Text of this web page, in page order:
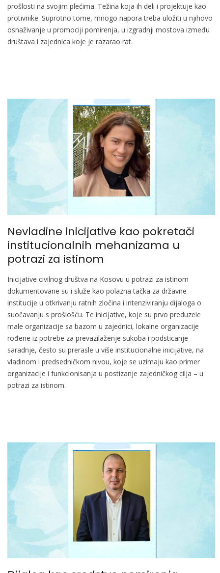
prošlosti na svojim plećima. Težina koja ih deli i projektuje kao
protivnike. Suprotno tome, mnogo napora treba uložiti u njihovo
osnaživanje u promociji pomirenja, u izgradnji mostova između
društava i zajednica koje je razarao rat.
Nevladine inicijative kao pokretači
institucionalnih mehanizama u
potrazi za istinom
Inicijative civilnog društva na Kosovu u potrazi za istinom
dokumentovane su i služe kao polazna tačka za državne
institucije u otkrivanju ratnih zločina i intenziviranju dijaloga o
suočavanju s prošlošću. Te inicijative, koje su prvo preduzele
male organizacije sa bazom u zajednici, lokalne organizacije
rođene iz potrebe za prevazilaženje sukoba i podsticanje
saradnje, često su prerasle u više institucionalne inicijative, na
vladinom i predsedničkom nivou, koje se uzimaju kao primer
organizacije i funkcionisanja u postizanje zajedničkog cilja – u
potrazi za istinom.